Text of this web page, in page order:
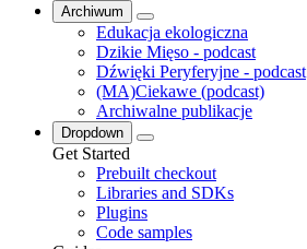
Archiwum
Edukacja ekologiczna
Dzikie Mięso - podcast
Dźwięki Peryferyjne - podcast
(MA)Ciekawe (podcast)
Archiwalne publikacje
Dropdown
Get Started
Prebuilt checkout
Libraries and SDKs
Plugins
Code samples